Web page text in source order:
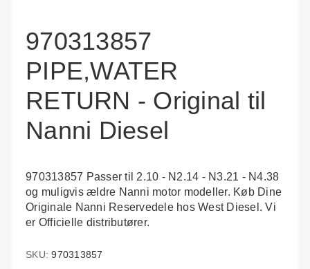
970313857
PIPE,WATER
RETURN - Original til
Nanni Diesel
970313857 Passer til 2.10 - N2.14 - N3.21 - N4.38
og muligvis ældre Nanni motor modeller. Køb Dine
Originale Nanni Reservedele hos West Diesel. Vi
er Officielle distributører.
SKU: 970313857